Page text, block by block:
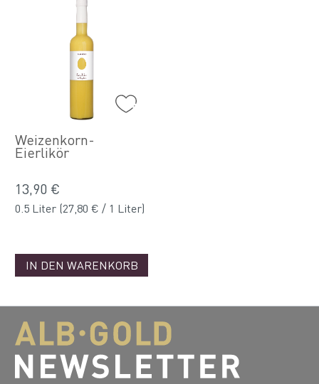
Weizenkorn-
Eierlikör
13,90 €
0.5 Liter (27,80 € / 1 Liter)
IN DEN WARENKORB